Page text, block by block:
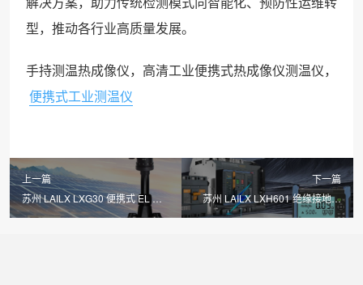
型，推动各行业高质量发展。
手持测温热成像仪，高清工业便携式热成像仪测温仪，
便携式工业测温仪
上一篇
苏州 LAILX LXG30 便携式 EL 检
测仪 —— 高清成像精准透视，守
下一篇
苏州 LAILX LXH601 绝缘接地综
合测试仪 —— 一体化多功能集